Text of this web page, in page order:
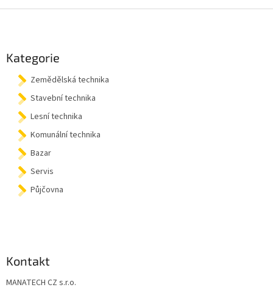
Kategorie
Zemědělská technika
Stavební technika
Lesní technika
Komunální technika
Bazar
Servis
Půjčovna
Kontakt
MANATECH CZ s.r.o.